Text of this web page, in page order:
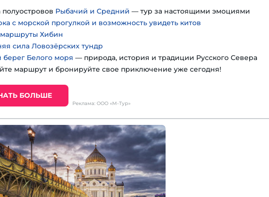
полуостровов Рыбачий и Средний — тур за настоящими эмоциями
с морской прогулкой и возможность увидеть китов
Хибин
сила Ловозёрских тундр
берег Белого моря — природа, история и традиции Русского Севера
маршрут и бронируйте свое приключение уже сегодня!
БОЛЬШЕ
Реклама: ООО «М-Тур»